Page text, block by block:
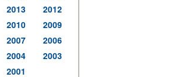
2013
2012
2010
2009
2007
2006
2004
2003
2001